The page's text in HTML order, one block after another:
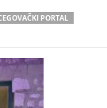
PORTAL